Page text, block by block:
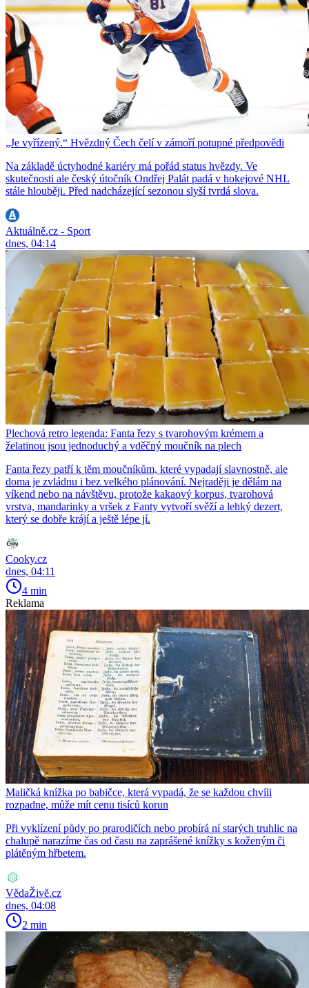
„Je vyřízený.“ Hvězdný Čech čelí v zámoří potupné předpovědi
Na základě úctyhodné kariéry má pořád status hvězdy. Ve
skutečnosti ale český útočník Ondřej Palát padá v hokejové NHL
stále hlouběji. Před nadcházející sezonou slyší tvrdá slova.
Aktuálně.cz - Sport
dnes, 04:14
Plechová retro legenda: Fanta řezy s tvarohovým krémem a
želatinou jsou jednoduchý a vděčný moučník na plech
Fanta řezy patří k těm moučníkům, které vypadají slavnostně, ale
doma je zvládnu i bez velkého plánování. Nejraději je dělám na
víkend nebo na návštěvu, protože kakaový korpus, tvarohová
vrstva, mandarinky a vršek z Fanty vytvoří svěží a lehký dezert,
který se dobře krájí a ještě lépe jí.
Cooky.cz
dnes, 04:11
4 min
Reklama
Maličká knížka po babičce, která vypadá, že se každou chvíli
rozpadne, může mít cenu tisíců korun
Při vyklízení půdy po prarodičích nebo probírá ní starých truhlic na
chalupě narazíme čas od času na zaprášené knížky s koženým či
plátěným hřbetem.
VědaŽivě.cz
dnes, 04:08
2 min